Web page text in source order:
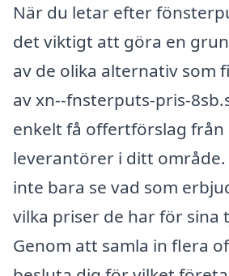
När du letar efter
det viktigt att göra en
av de olika alternativ som
av xn--fnsterputs-pris-
enkelt få offertförslag från
leverantörer i ditt
inte bara se vad som
vilka priser de har för sina
Genom att samla in flera